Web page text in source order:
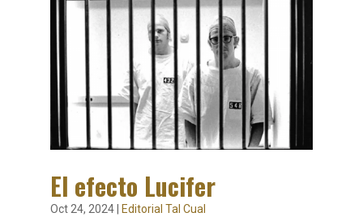
El efecto Lucifer
Oct 24, 2024| Editorial Tal Cual